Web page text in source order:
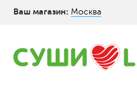
Ваш магазин: Москва